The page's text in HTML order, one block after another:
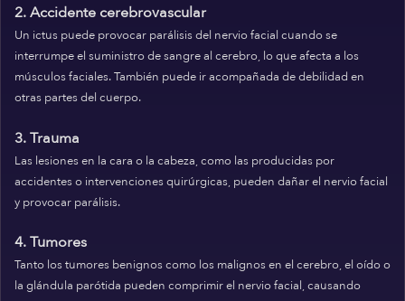
2. Accidente cerebrovascular
Un ictus puede provocar parálisis del nervio facial cuando se
interrumpe el suministro de sangre al cerebro, lo que afecta a los
músculos faciales. También puede ir acompañada de debilidad en
otras partes del cuerpo.
3. Trauma
Las lesiones en la cara o la cabeza, como las producidas por
accidentes o intervenciones quirúrgicas, pueden dañar el nervio facial
y provocar parálisis.
4. Tumores
Tanto los tumores benignos como los malignos en el cerebro, el oído o
la glándula parótida pueden comprimir el nervio facial, causando